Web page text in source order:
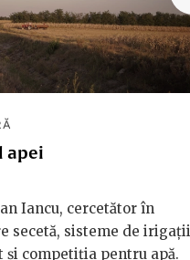
apei
Iancu, cercetător în
secetă, sisteme de irigații
și competiția pentru apă.